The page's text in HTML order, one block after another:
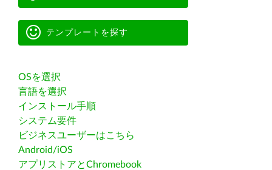
テンプレートを探す
OSを選択
言語を選択
インストール手順
システム要件
ビジネスユーザーはこちら
Android/iOS
アプリストアとChromebook